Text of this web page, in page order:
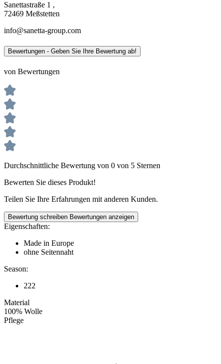
Sanettastraße 1 ,
72469 Meßstetten
info@sanetta-group.com
Bewertungen - Geben Sie Ihre Bewertung ab!
von Bewertungen
Durchschnittliche Bewertung von 0 von 5 Sternen
Bewerten Sie dieses Produkt!
Teilen Sie Ihre Erfahrungen mit anderen Kunden.
Bewertung schreiben Bewertungen anzeigen
Eigenschaften:
Made in Europe
ohne Seitennaht
Season:
222
Material
100% Wolle
Pflege